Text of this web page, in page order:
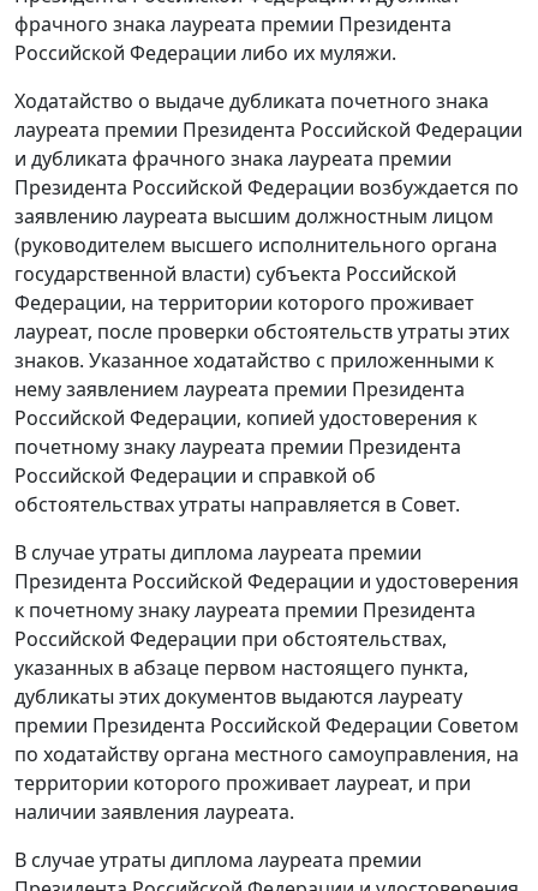
фрачного знака лауреата премии Президента
Российской Федерации либо их муляжи.
Ходатайство о выдаче дубликата почетного знака
лауреата премии Президента Российской Федерации
и дубликата фрачного знака лауреата премии
Президента Российской Федерации возбуждается по
заявлению лауреата высшим должностным лицом
(руководителем высшего исполнительного органа
государственной власти) субъекта Российской
Федерации, на территории которого проживает
лауреат, после проверки обстоятельств утраты этих
знаков. Указанное ходатайство с приложенными к
нему заявлением лауреата премии Президента
Российской Федерации, копией удостоверения к
почетному знаку лауреата премии Президента
Российской Федерации и справкой об
обстоятельствах утраты направляется в Совет.
В случае утраты диплома лауреата премии
Президента Российской Федерации и удостоверения
к почетному знаку лауреата премии Президента
Российской Федерации при обстоятельствах,
указанных в абзаце первом настоящего пункта,
дубликаты этих документов выдаются лауреату
премии Президента Российской Федерации Советом
по ходатайству органа местного самоуправления, на
территории которого проживает лауреат, и при
наличии заявления лауреата.
В случае утраты диплома лауреата премии